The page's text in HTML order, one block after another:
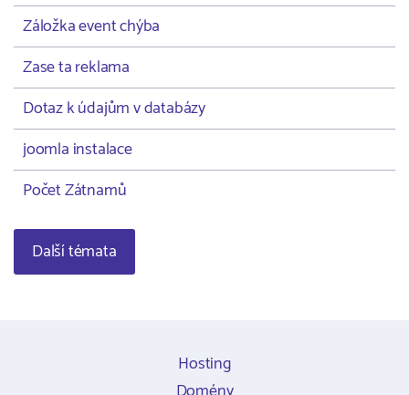
Záložka event chýba
Zase ta reklama
Dotaz k údajům v databázy
joomla instalace
Počet Zátnamů
Další témata
Hosting